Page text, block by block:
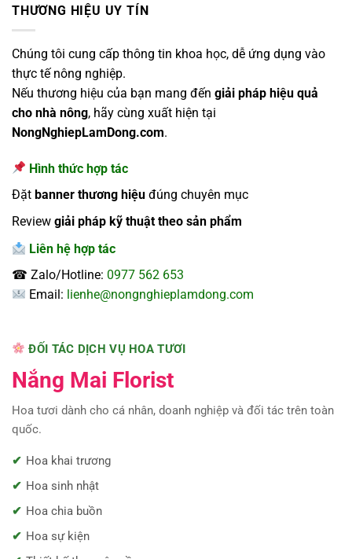
THƯƠNG HIỆU UY TÍN
Chúng tôi cung cấp thông tin khoa học, dễ ứng dụng vào
thực tế nông nghiệp.
Nếu thương hiệu của bạn mang đến giải pháp hiệu quả
cho nhà nông, hãy cùng xuất hiện tại
NongNghiepLamDong.com.
Hình thức hợp tác
Đặt banner thương hiệu đúng chuyên mục
Review giải pháp kỹ thuật theo sản phẩm
Liên hệ hợp tác
☎ Zalo/Hotline: 0977 562 653
Email: lienhe@nongnghieplamdong.com
ĐỐI TÁC DỊCH VỤ HOA TƯƠI
Nắng Mai Florist
Hoa tươi dành cho cá nhân, doanh nghiệp và đối tác trên toàn
quốc.
Hoa khai trương
Hoa sinh nhật
Hoa chia buồn
Hoa sự kiện